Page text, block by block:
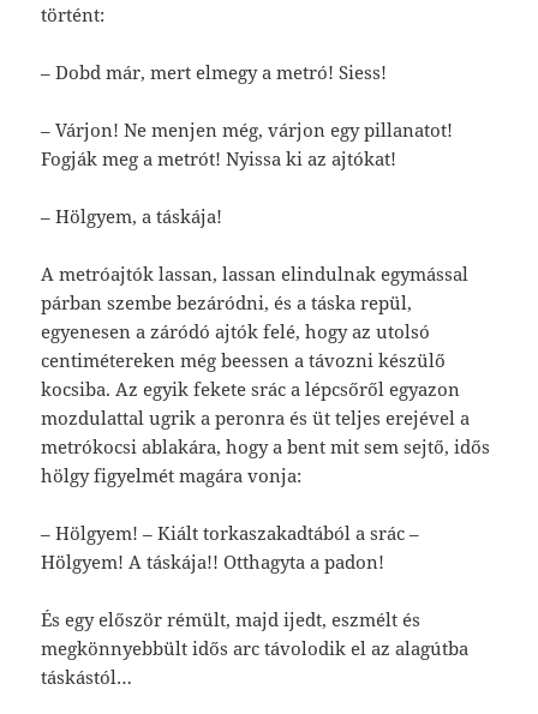
történt:
– Dobd már, mert elmegy a metró! Siess!
– Várjon! Ne menjen még, várjon egy pillanatot!
Fogják meg a metrót! Nyissa ki az ajtókat!
– Hölgyem, a táskája!
A metróajtók lassan, lassan elindulnak egymással
párban szembe bezáródni, és a táska repül,
egyenesen a záródó ajtók felé, hogy az utolsó
centimétereken még beessen a távozni készülő
kocsiba. Az egyik fekete srác a lépcsőről egyazon
mozdulattal ugrik a peronra és üt teljes erejével a
metrókocsi ablakára, hogy a bent mit sem sejtő, idős
hölgy figyelmét magára vonja:
– Hölgyem! – Kiált torkaszakadtából a srác –
Hölgyem! A táskája!! Otthagyta a padon!
És egy először rémült, majd ijedt, eszmélt és
megkönnyebbült idős arc távolodik el az alagútba
táskástól…